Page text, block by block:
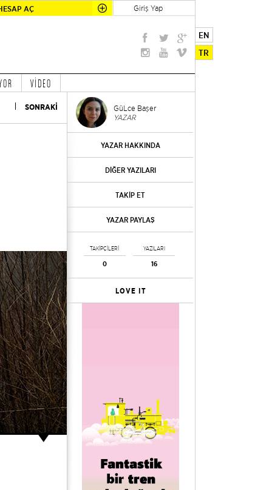
AÇ Giriş Yap
EN
TR
VİDEO
SONRAKİ GüLce Başer
YAZAR
YAZAR HAKKINDA
DİĞER YAZILARI
TAKİP ET
YAZAR PAYLAŞ
TAKİPÇİLERİ
0
YAZILARI
16
LOVE IT